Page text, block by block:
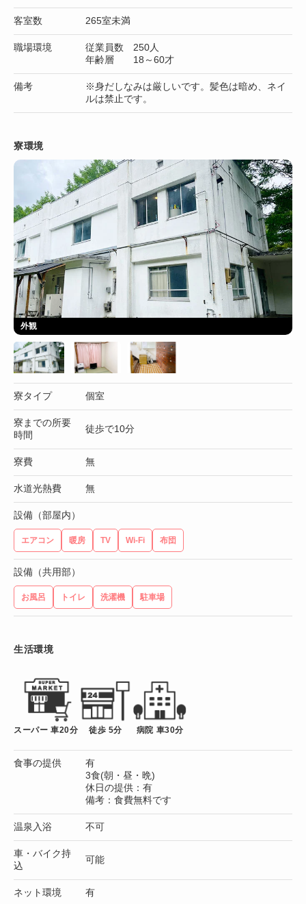
客室数 265室未満
職場環境
従業員数 250人
年齢層 18～60才
備考
※身だしなみは厳しいです。髪色は暗め、ネイ
ルは禁止です。
寮環境
外観
寮タイプ 個室
寮までの所要
時間
徒歩で10分
寮費 無
水道光熱費 無
設備（部屋内）
エアコン 暖房 TV Wi-Fi 布団
設備（共用部）
お風呂 トイレ 洗濯機 駐車場
生活環境
スーパー 車20分 徒歩 5分 病院 車30分
食事の提供
有
3食(朝・昼・晩)
休日の提供：有
備考：食費無料です
温泉入浴 不可
車・バイク持
込
可能
ネット環境 有